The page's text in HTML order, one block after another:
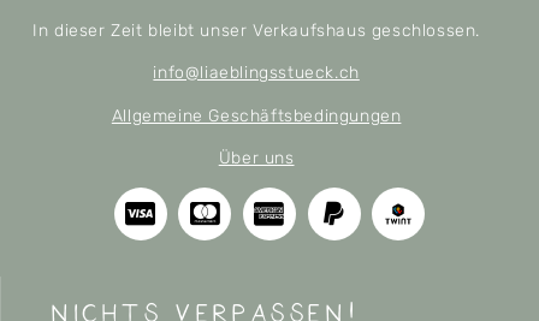
In dieser Zeit bleibt unser Verkaufshaus geschlossen.
info@liaeblingsstueck.ch
Allgemeine Geschäftsbedingungen
Über uns